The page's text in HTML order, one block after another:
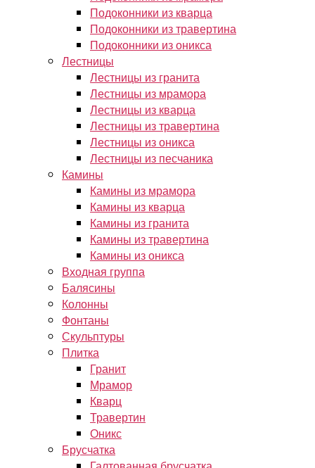
Подоконники из кварца
Подоконники из травертина
Подоконники из оникса
Лестницы
Лестницы из гранита
Лестницы из мрамора
Лестницы из кварца
Лестницы из травертина
Лестницы из оникса
Лестницы из песчаника
Камины
Камины из мрамора
Камины из кварца
Камины из гранита
Камины из травертина
Камины из оникса
Входная группа
Балясины
Колонны
Фонтаны
Скульптуры
Плитка
Гранит
Мрамор
Кварц
Травертин
Оникс
Брусчатка